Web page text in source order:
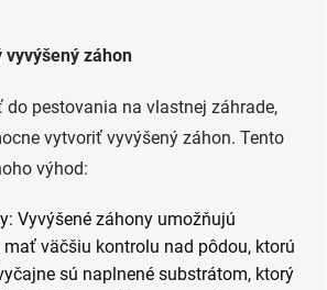
vyvýšený záhon
do pestovania na vlastnej záhrade,
vytvoriť vyvýšený záhon. Tento
výhod:
Vyvýšené záhony umožňujú
väčšiu kontrolu nad pôdou, ktorú
sú naplnené substrátom, ktorý